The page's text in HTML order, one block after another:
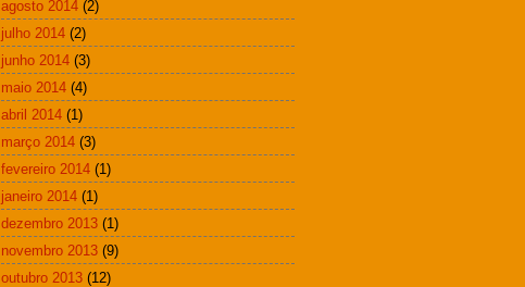
agosto 2014 (2)
julho 2014 (2)
junho 2014 (3)
maio 2014 (4)
abril 2014 (1)
março 2014 (3)
fevereiro 2014 (1)
janeiro 2014 (1)
dezembro 2013 (1)
novembro 2013 (9)
outubro 2013 (12)